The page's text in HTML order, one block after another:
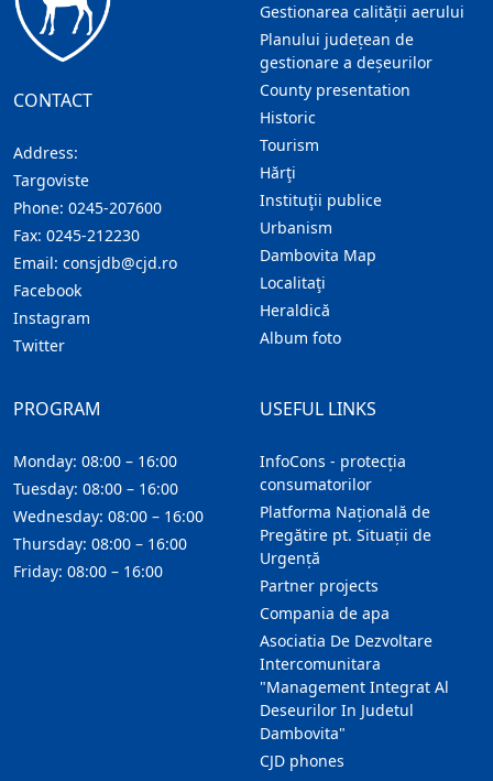
CONTACT
Address:
Targoviste
Phone: 0245-207600
Fax: 0245-212230
Email: consjdb@cjd.ro
Facebook
Instagram
Twitter
Gestionarea calității aerului
Planului județean de
gestionare a deșeurilor
County presentation
Historic
Tourism
Hărţi
Instituţii publice
Urbanism
Dambovita Map
Localitaţi
Heraldică
Album foto
USEFUL LINKS
InfoCons - protecția
consumatorilor
Platforma Națională de
Pregătire pt. Situații de
Urgență
Partner projects
Compania de apa
Asociatia De Dezvoltare
Intercomunitara
"Management Integrat Al
Deseurilor In Judetul
Dambovita"
CJD phones
PROGRAM
Monday: 08:00 – 16:00
Tuesday: 08:00 – 16:00
Wednesday: 08:00 – 16:00
Thursday: 08:00 – 16:00
Friday: 08:00 – 16:00